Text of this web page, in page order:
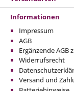
Informationen
Impressum
AGB
Ergänzende AGB
Widerrufsrecht
Versand und